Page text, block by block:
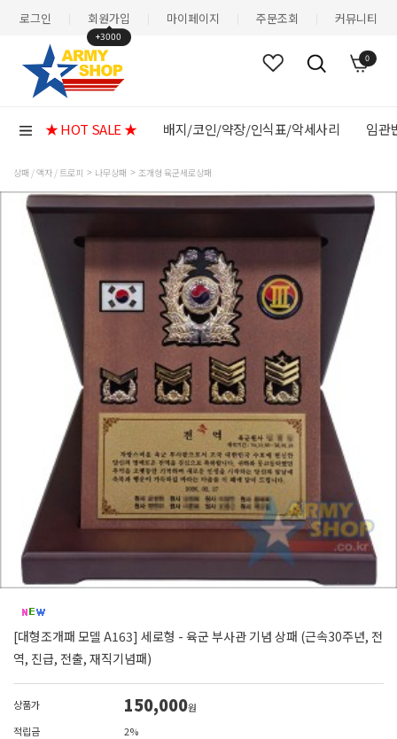
로그인 회원가입
+3000
마이페이지 주문조회 커뮤니티
0
★ HOT SALE ★ 배지/코인/약장/인식표/악세사리 임관
상패 / 액자 / 트로피 나무상패 조개형 육군세로상패
[대형조개패 모델 A163] 세로형 - 육군 부사관 기념 상패 (근속30주년, 전
역, 진급, 전출, 재직기념패)
상품가 150,000원
적립금
2%